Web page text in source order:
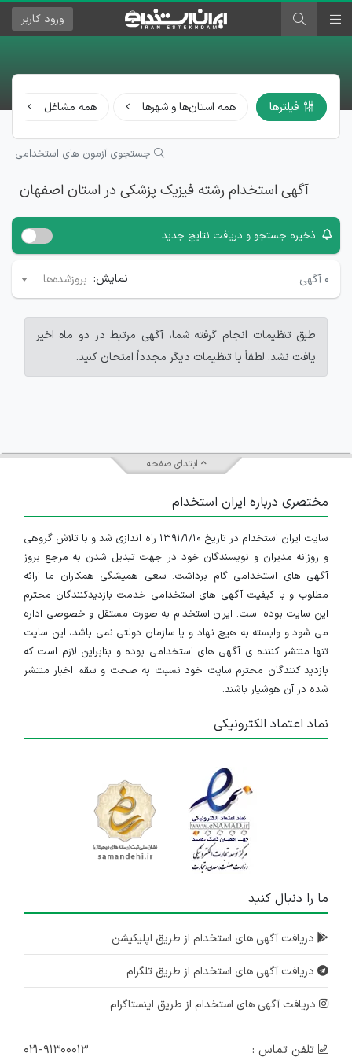
ورود کاربر
فیلترها همه استان‌ها و شهرها همه مشاغل
جستجوی آزمون های استخدامی
آگهی استخدام رشته فیزیک پزشکی در استان اصفهان
ذخیره جستجو و دریافت نتایج جدید
۰ آگهی نمایش: بروزشده‌ها
طبق تنظیمات انجام گرفته شما، آگهی مرتبط در دو ماه اخیر
یافت نشد. لطفاً با تنظیمات دیگر مجدداً امتحان کنید.
ابتدای صفحه
مختصری درباره ایران استخدام
سایت ایران استخدام در تاریخ ۱۳۹۱/۱/۱۰ راه اندازی شد و با تلاش گروهی
و روزانه مدیران و نویسندگان خود در جهت تبدیل شدن به مرجع بروز
آگهی های استخدامی گام برداشت. سعی همیشگی همکاران ما ارائه
مطلوب و با کیفیت آگهی های استخدامی خدمت بازدیدکنندگان محترم
این سایت بوده است. ایران استخدام به صورت مستقل و خصوصی اداره
می شود و وابسته به هیچ نهاد و یا سازمان دولتی نمی باشد، این سایت
تنها منتشر کننده ی آگهی های استخدامی بوده و بنابراین لازم است که
بازدید کنندگان محترم سایت خود نسبت به صحت و سقم اخبار منتشر
شده در آن هوشیار باشند.
نماد اعتماد الکترونیکی
ما را دنبال کنید
دریافت آگهی های استخدام از طریق اپلیکیشن
دریافت آگهی های استخدام از طریق تلگرام
دریافت آگهی های استخدام از طریق اینستاگرام
تلفن تماس : ۰۲۱-۹۱۳۰۰۰۱۳